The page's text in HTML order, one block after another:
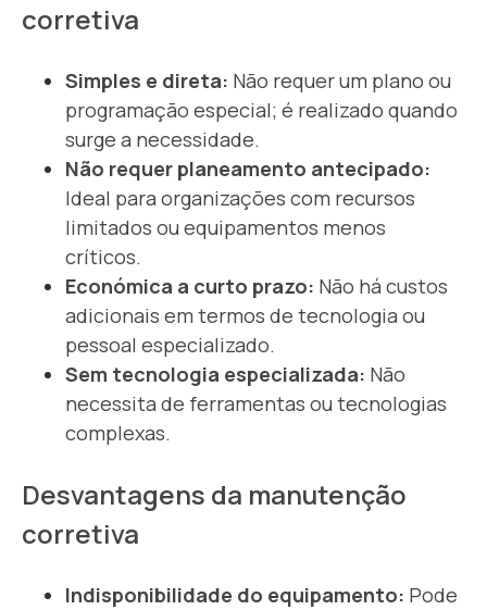
corretiva
Simples e direta: Não requer um plano ou
programação especial; é realizado quando
surge a necessidade.
Não requer planeamento antecipado:
Ideal para organizações com recursos
limitados ou equipamentos menos
críticos.
Económica a curto prazo: Não há custos
adicionais em termos de tecnologia ou
pessoal especializado.
Sem tecnologia especializada: Não
necessita de ferramentas ou tecnologias
complexas.
Desvantagens da manutenção
corretiva
Indisponibilidade do equipamento: Pode